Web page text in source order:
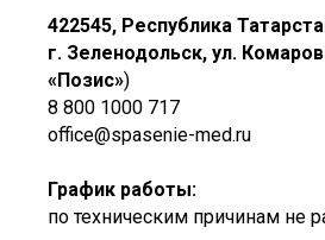
422545, Республика
г. Зеленодольск, ул.
«Позис»)
8 800 1000 717
office@spasenie-med.ru
График работы:
по техническим причинам не